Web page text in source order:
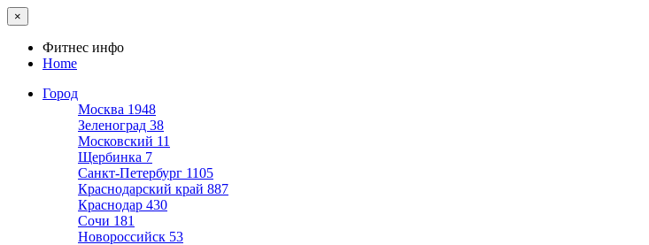
×
Фитнес инфо
Home
Город
Москва 1948
Зеленоград 38
Московский 11
Щербинка 7
Санкт-Петербург 1105
Краснодарский край 887
Краснодар 430
Сочи 181
Новороссийск 53